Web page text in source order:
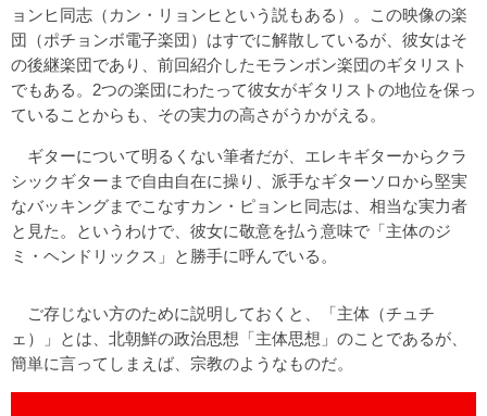
ョンヒ同志（カン・リョンヒという説もある）。この映像の楽
団（ポチョンボ電子楽団）はすでに解散しているが、彼女はそ
の後継楽団であり、前回紹介したモランボン楽団のギタリスト
でもある。2つの楽団にわたって彼女がギタリストの地位を保っ
ていることからも、その実力の高さがうかがえる。
ギターについて明るくない筆者だが、エレキギターからクラ
シックギターまで自由自在に操り、派手なギターソロから堅実
なバッキングまでこなすカン・ピョンヒ同志は、相当な実力者
と見た。というわけで、彼女に敬意を払う意味で「主体のジ
ミ・ヘンドリックス」と勝手に呼んでいる。
ご存じない方のために説明しておくと、「主体（チュチ
ェ）」とは、北朝鮮の政治思想「主体思想」のことであるが、
簡単に言ってしまえば、宗教のようなものだ。